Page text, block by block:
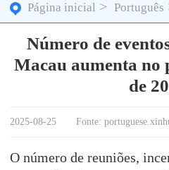
Página inicial >Português
Número de
Macau aumenta no
de
2025-08-25 Fonte:
O número de reuniões,